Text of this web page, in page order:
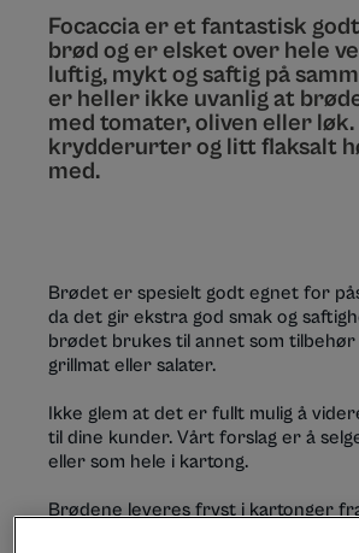
Focaccia er et fantastisk
brød og er elsket over hele
luftig, mykt og saftig på
er heller ikke uvanlig at
med tomater, oliven eller løk.
krydderurter og litt flaksalt
med.
Brødet er spesielt godt egnet for
da det gir ekstra god smak og
brødet brukes til annet som tilbehør
grillmat eller salater.
Ikke glem at det er fullt mulig å
til dine kunder. Vårt forslag er å
eller som hele i kartong.
Brødene leveres fryst i kartonger